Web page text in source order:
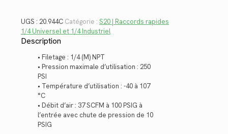
UGS : 20.944C Catégorie : S20 | Raccords rapides
1/4 Universel et 1/4 Industriel
Description
• Filetage : 1/4 (M) NPT
• Pression maximale d’utilisation : 250
PSI
• Température d’utilisation : -40 à 107
°C
• Débit d’air : 37 SCFM à 100 PSIG à
l’entrée avec chute de pression de 10
PSIG